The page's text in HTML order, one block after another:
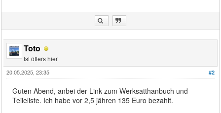
Toto
Ist öfters hier
#2
20.05.2025, 23:35
Guten Abend, anbei der Link zum Werksatthanbuch und
Teileliste. Ich habe vor 2,5 jähren 135 Euro bezahlt.